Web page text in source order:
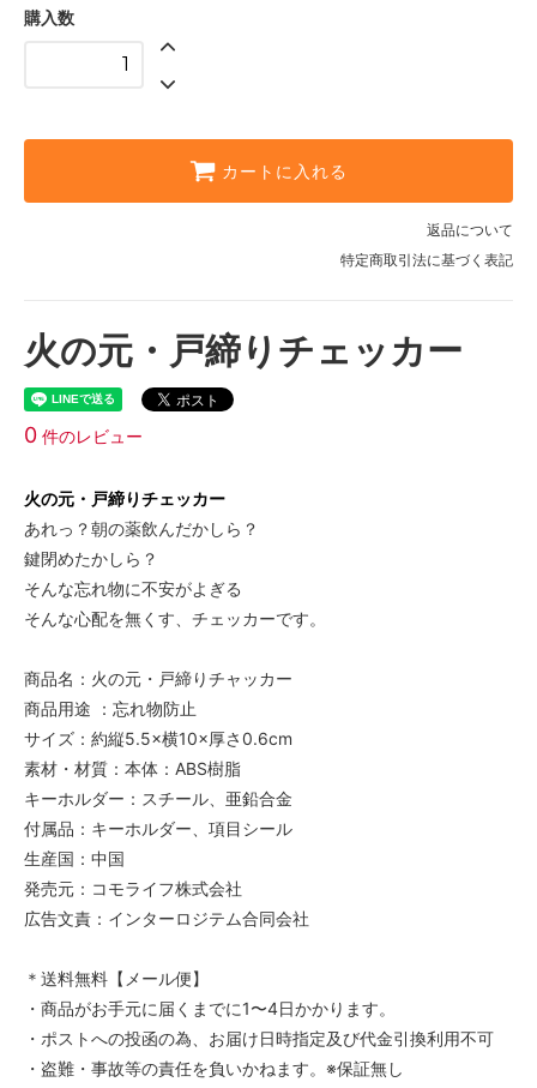
購入数
カートに入れる
返品について
特定商取引法に基づく表記
火の元・戸締りチェッカー
0 件のレビュー
火の元・戸締りチェッカー
あれっ？朝の薬飲んだかしら？
鍵閉めたかしら？
そんな忘れ物に不安がよぎる
そんな心配を無くす、チェッカーです。
商品名：火の元・戸締りチャッカー
商品用途 ：忘れ物防止
サイズ：約縦5.5×横10×厚さ0.6cm
素材・材質：本体：ABS樹脂
キーホルダー：スチール、亜鉛合金
付属品：キーホルダー、項目シール
生産国：中国
発売元：コモライフ株式会社
広告文責：インターロジテム合同会社
＊送料無料【メール便】
・商品がお手元に届くまでに1〜4日かかります。
・ポストへの投函の為、お届け日時指定及び代金引換利用不可
・盗難・事故等の責任を負いかねます。※保証無し